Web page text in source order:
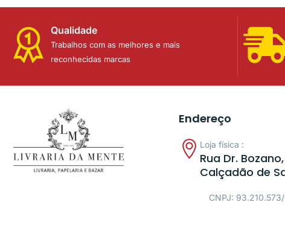
Qualidade
Trabalhos com as melhores e mais
reconhecidas marcas
Endereço
Loja física :
Rua Dr. Bozano,
Calçadão de
CNPJ: